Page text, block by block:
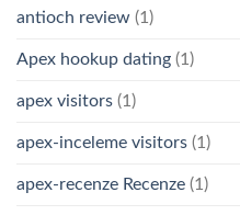
antioch review (1)
Apex hookup dating (1)
apex visitors (1)
apex-inceleme visitors (1)
apex-recenze Recenze (1)